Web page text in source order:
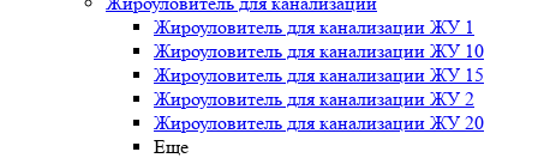
Жироуловитель для канализации ЖУ 1
Жироуловитель для канализации ЖУ 10
Жироуловитель для канализации ЖУ 15
Жироуловитель для канализации ЖУ 2
Жироуловитель для канализации ЖУ 20
Еще